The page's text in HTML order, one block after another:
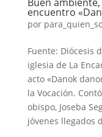
encuentro
por
Fuente: Diócesis
iglesia de La
acto «Danok
la Vocación.
obispo, Joseba
jóvenes llegados